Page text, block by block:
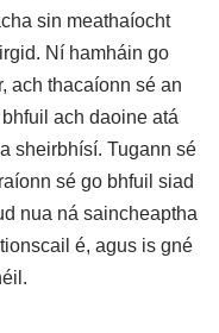
sin meathaíocht
Ní hamháin go
ach thacaíonn sé an
ach daoine atá
sheirbhísí. Tugann sé
sé go bhfuil siad
nua ná saincheaptha
é, agus is gné